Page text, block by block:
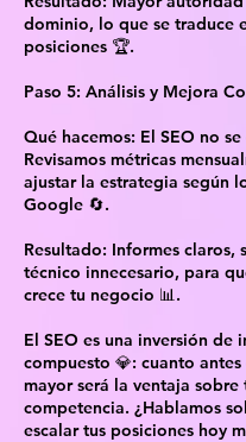
dominio, lo que se traduce
posiciones 🏆.
Paso 5: Análisis y Mejora
Qué hacemos: El SEO no
Revisamos métricas
ajustar la estrategia según
Google 🔄.
Resultado: Informes claros,
técnico innecesario, para
crece tu negocio 📊.
El SEO es una inversión de
compuesto 💎: cuanto antes
mayor será la ventaja sobre
competencia. ¿Hablamos
escalar tus posiciones hoy